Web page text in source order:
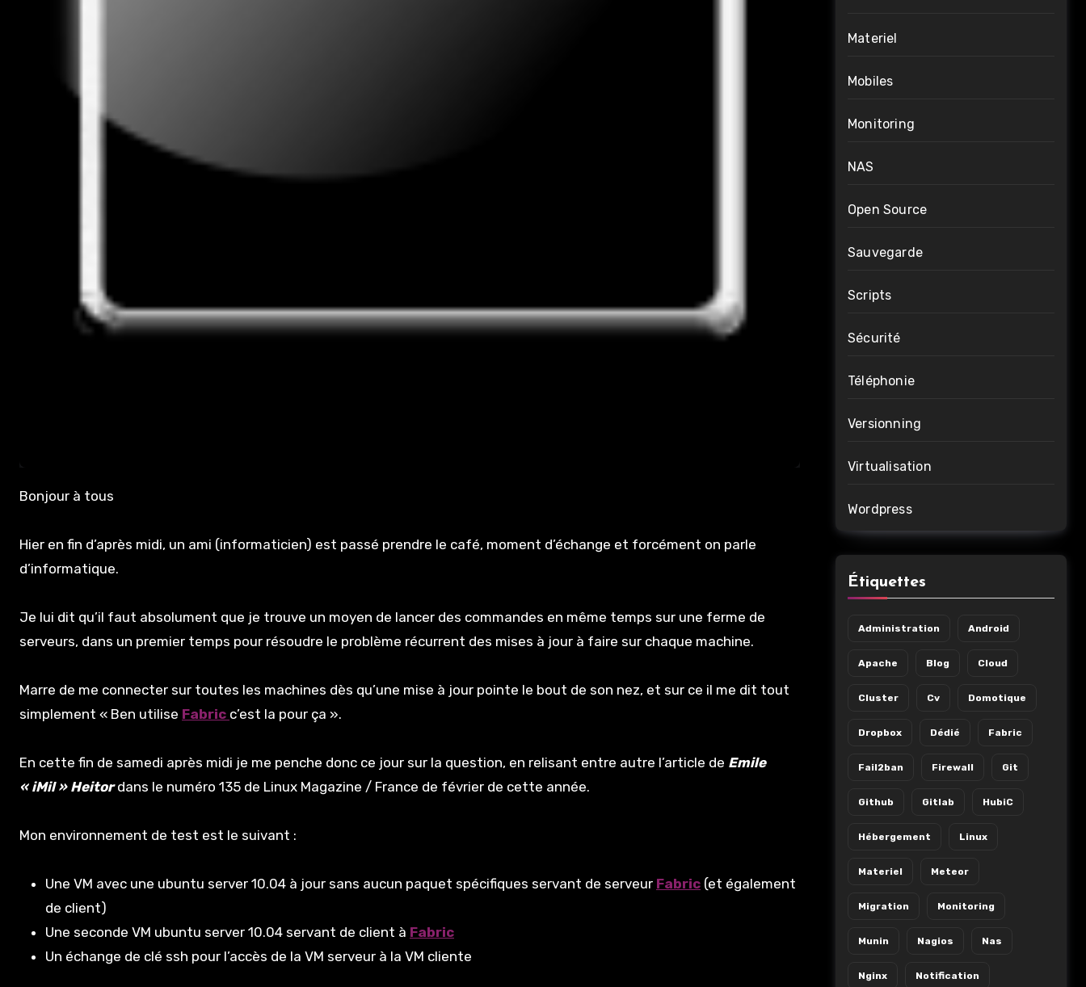
Bonjour à tous
Hier en fin d’après midi, un ami (informaticien) est passé prendre le café, moment d’échange et forcément on parle
d’informatique.
Je lui dit qu’il faut absolument que je trouve un moyen de lancer des commandes en même temps sur une ferme de
serveurs, dans un premier temps pour résoudre le problème récurrent des mises à jour à faire sur chaque machine.
Marre de me connecter sur toutes les machines dès qu’une mise à jour pointe le bout de son nez, et sur ce il me dit tout
simplement « Ben utilise Fabric c’est la pour ça ».
En cette fin de samedi après midi je me penche donc ce jour sur la question, en relisant entre autre l’article de Emile
« iMil » Heitordans le numéro 135 de Linux Magazine / France de février de cette année.
Mon environnement de test est le suivant :
Une VM avec une ubuntu server 10.04 à jour sans aucun paquet spécifiques servant de serveur Fabric (et également
de client)
Une seconde VM ubuntu server 10.04 servant de client à Fabric
Un échange de clé ssh pour l’accès de la VM serveur à la VM cliente
Materiel
Mobiles
Monitoring
NAS
Open Source
Sauvegarde
Scripts
Sécurité
Téléphonie
Versionning
Virtualisation
Wordpress
Étiquettes
Administration Android
Apache Blog Cloud
Cluster Cv Domotique
Dropbox Dédié Fabric
Fail2ban Firewall Git
Github Gitlab HubiC
Hébergement Linux
Materiel Meteor
Migration Monitoring
Munin Nagios Nas
Nginx Notification